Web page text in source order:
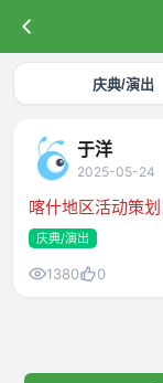
庆典/演出
于洋
2025-05-24
喀什地区活动策
庆典/演出
1380 0